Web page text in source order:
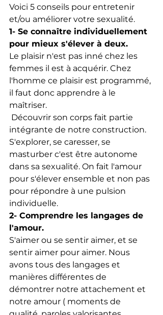
Voici 5 conseils pour entretenir
et/ou améliorer votre sexualité.
1- Se connaître individuellement
pour mieux s'élever à deux.
Le plaisir n'est pas inné chez les
femmes il est à acquérir. Chez
l'homme ce plaisir est programmé,
il faut donc apprendre à le
maîtriser.
Découvrir son corps fait partie
intégrante de notre construction.
S'explorer, se caresser, se
masturber c'est être autonome
dans sa sexualité. On fait l'amour
pour s'élever ensemble et non pas
pour répondre à une pulsion
individuelle.
2- Comprendre les langages de
l'amour.
S'aimer ou se sentir aimer, et se
sentir aimer pour aimer. Nous
avons tous des langages et
manières différentes de
démontrer notre attachement et
notre amour ( moments de